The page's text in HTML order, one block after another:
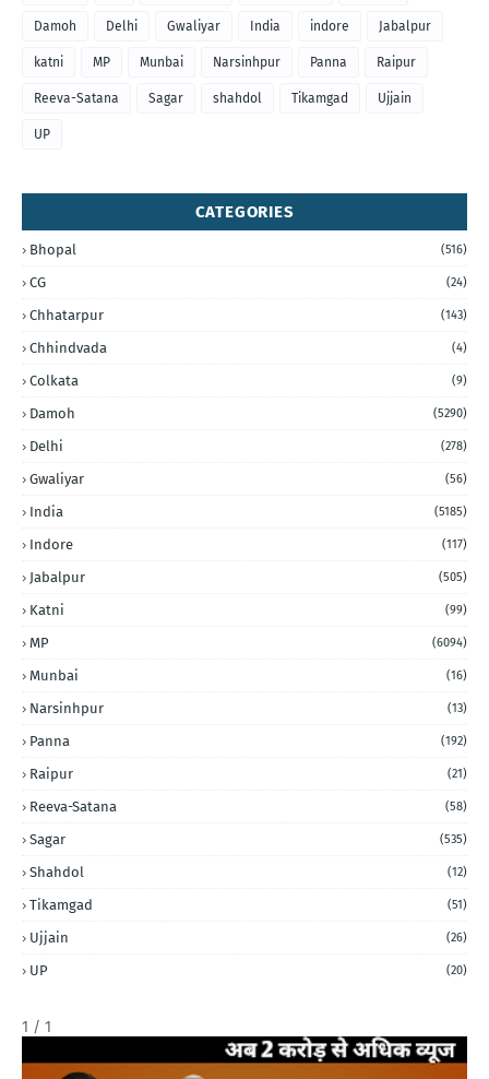
Damoh Delhi Gwaliyar India indore Jabalpur
katni MP Munbai Narsinhpur Panna Raipur
Reeva-Satana Sagar shahdol Tikamgad Ujjain
UP
CATEGORIES
Bhopal (516)
CG (24)
Chhatarpur (143)
Chhindvada (4)
Colkata (9)
Damoh (5290)
Delhi (278)
Gwaliyar (56)
India (5185)
Indore (117)
Jabalpur (505)
Katni (99)
MP (6094)
Munbai (16)
Narsinhpur (13)
Panna (192)
Raipur (21)
Reeva-Satana (58)
Sagar (535)
Shahdol (12)
Tikamgad (51)
Ujjain (26)
UP (20)
1 / 1